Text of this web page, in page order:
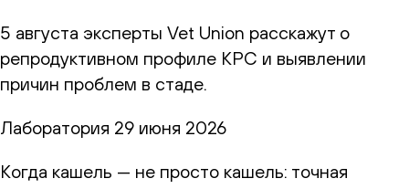
5 августа эксперты Vet Union расскажут о
репродуктивном профиле КРС и выявлении
причин проблем в стаде.
Лаборатория 29 июня 2026
Когда кашель — не просто кашель: точная